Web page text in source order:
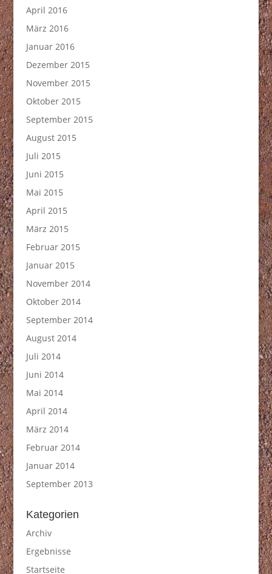
April 2016
März 2016
Januar 2016
Dezember 2015
November 2015
Oktober 2015
September 2015
August 2015
Juli 2015
Juni 2015
Mai 2015
April 2015
März 2015
Februar 2015
Januar 2015
November 2014
Oktober 2014
September 2014
August 2014
Juli 2014
Juni 2014
Mai 2014
April 2014
März 2014
Februar 2014
Januar 2014
September 2013
Kategorien
Archiv
Ergebnisse
Startseite